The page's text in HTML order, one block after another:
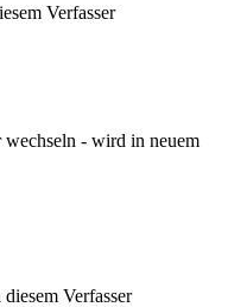
Verfasser
- wird in neuem
diesem Verfasser